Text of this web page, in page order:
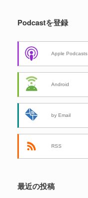
Podcastを登録
Apple Podcasts
Android
by Email
RSS
最近の投稿